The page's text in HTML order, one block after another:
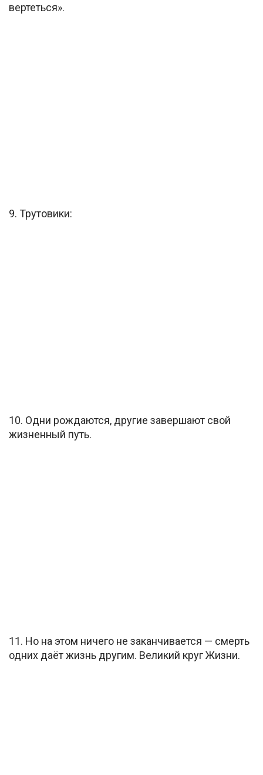
вертеться».
9. Трутовики:
10. Одни рождаются, другие завершают свой
жизненный путь.
11. Но на этом ничего не заканчивается — смерть
одних даёт жизнь другим. Великий круг Жизни.